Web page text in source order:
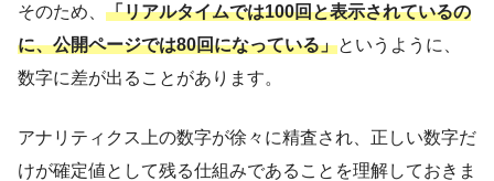
そのため、 「リアルタイムでは100回と表示されているの
に、公開ページでは80回になっている」というように、
数字に差が出ることがあります。
アナリティクス上の数字が徐々に精査され、正しい数字だ
けが確定値として残る仕組みであることを理解しておきま